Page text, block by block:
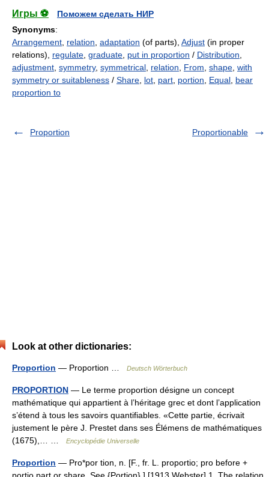
Игры ⚽
Поможем сделать НИР
Synonyms:
Arrangement relation adaptation (of parts), Adjust (in proper
relations), regulate graduate put in proportion / Distribution
adjustment symmetry, symmetrical relation From shape with
symmetry or suitableness / Share lot part portion Equal bear
proportion to
Proportion Proportionable
Look at other dictionaries:
Proportion — Proportion … Deutsch Wörterbuch
PROPORTION — Le terme proportion désigne un concept
mathématique qui appartient à l’héritage grec et dont l’application
s’étend à tous les savoirs quantifiables. «Cette partie, écrivait
justement le père J. Prestet dans ses Élémens de mathématiques
(1675),… …
Encyclopédie Universelle
Proportion — Pro*por tion, n. [F., fr. L. proportio; pro before +